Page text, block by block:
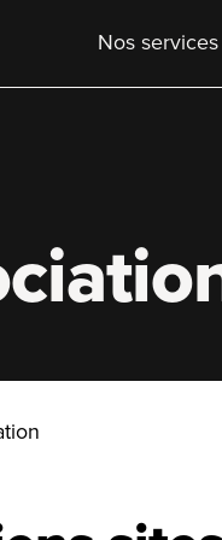
Nos services